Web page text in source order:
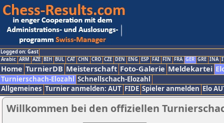
Logged on: Gast
Arabic ARM AZE BIH BUL CAT CHN CRO CZE DEN ENG ESP FAI FIN FRA GER GRE INA
Home TurnierDB Meisterschaft Foto-Galerie Meldekartei
Turnierschach-Elozahl Schnellschach-Elozahl
Allgemeines Turnier anmelden: AUT FIDE Spieler anmelden Elo
Willkommen bei den offiziellen